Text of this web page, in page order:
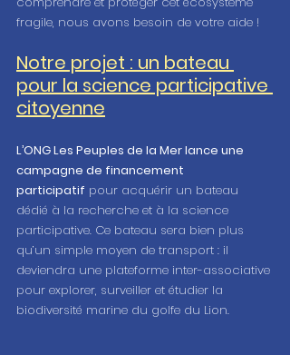
fragile, nous avons besoin de votre aide !
Notre projet : un bateau
pour la science participative
citoyenne
L’ONG Les Peuples de la Mer lance une
campagne de financement
participatif pour acquérir un bateau
dédié à la recherche et à la science
participative. Ce bateau sera bien plus
qu’un simple moyen de transport : il
deviendra une plateforme inter-associative
pour explorer, surveiller et étudier la
biodiversité marine du golfe du Lion.